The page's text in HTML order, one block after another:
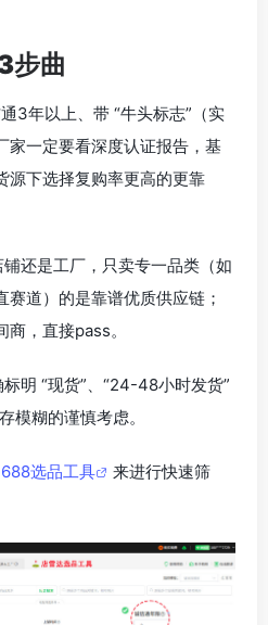
步曲
3年以上、带 “牛头标志”（实
家一定要看深度认证报告，基
源下选择复购率更高的更靠
还是工厂，只卖专一品类（如
道）的是靠谱优质供应链；
，直接pass。
明 “现货”、“24-48小时发货”
模糊的谨慎考虑。
选品工具
来进行快速筛